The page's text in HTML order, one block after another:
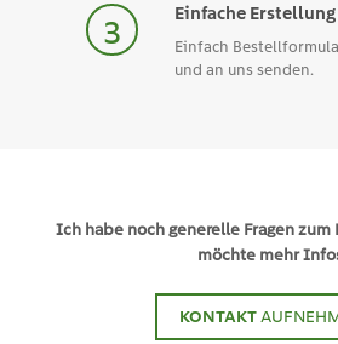
Einfache Erstellung
Einfach
und an uns senden.
Ich habe noch generelle Fragen zum
möchte mehr
KONTAKT